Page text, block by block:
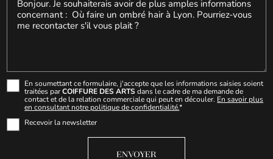
En soumettant ce formulaire, j'accepte que les informations saisies soient
traitées parCOIFFURE DES ARTSdans le cadre de ma demande de
contact et de la relation commerciale qui peut en découler. En savoir plus
en consultant notre politique de confidentialité.*
Recevoir la newsletter